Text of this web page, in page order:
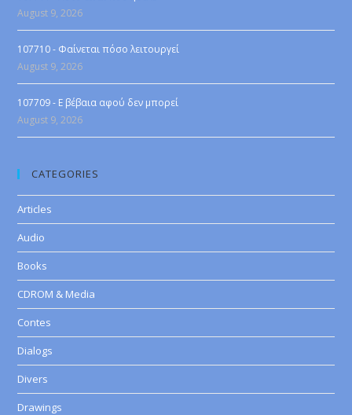
August 9, 2026
107710 - Φαίνεται πόσο λειτουργεί
August 9, 2026
107709 - Ε βέβαια αφού δεν μπορεί
August 9, 2026
CATEGORIES
Articles
Audio
Books
CDROM & Media
Contes
Dialogs
Divers
Drawings